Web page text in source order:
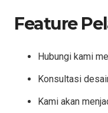
Feature
Hubungi kami
Konsultasi
Kami akan